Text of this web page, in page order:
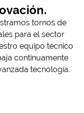
tornos de
para el sector
equipo técnico
continuamente
tecnología.